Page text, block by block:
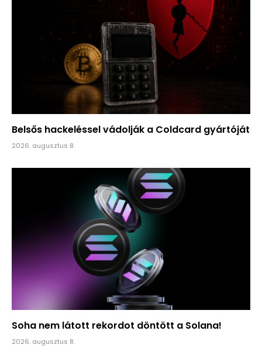
Belsős hackeléssel vádolják a Coldcard gyártóját
2026. augusztus 8.
Soha nem látott rekordot döntött a Solana!
2026. augusztus 8.